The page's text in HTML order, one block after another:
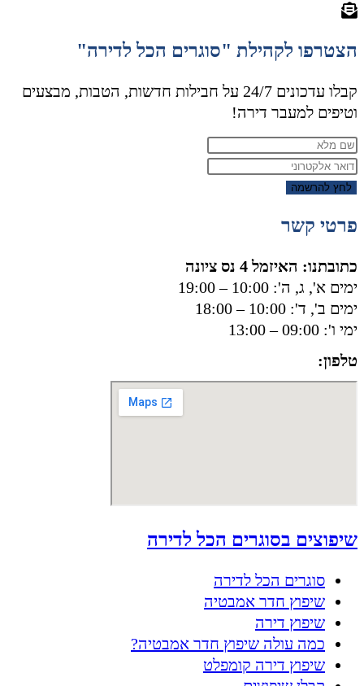
הצטרפו לקהילת "סוגרים הכל לדירה"
קבלו עדכונים 24/7 על חבילות חדשות, הטבות, מבצעים
וטיפים למעבר דירה!
לחץ להרשמה
פרטי קשר
כתובתנו: האיזמל 4 נס ציונה
ימים א', ג, ה': 10:00 – 19:00
ימים ב', ד': 10:00 – 18:00
ימי ו': 09:00 – 13:00
טלפון:
שיפוצים בסוגרים הכל לדירה
סוגרים הכל לדירה
שיפוץ חדר אמבטיה
שיפוץ דירה
כמה עולה שיפוץ חדר אמבטיה?
שיפוץ דירה קומפלט